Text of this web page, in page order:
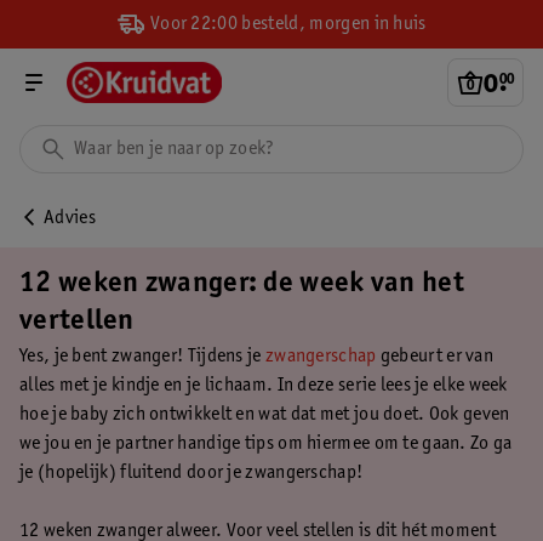
Voor 22:00 besteld, morgen in huis
0.
00
Advies
12 weken zwanger: de week van het
vertellen
Yes, je bent zwanger! Tijdens je zwangerschap gebeurt er van
alles met je kindje en je lichaam. In deze serie lees je elke week
hoe je baby zich ontwikkelt en wat dat met jou doet. Ook geven
we jou en je partner handige tips om hiermee om te gaan. Zo ga
je (hopelijk) fluitend door je zwangerschap!
12 weken zwanger alweer. Voor veel stellen is dit hét moment